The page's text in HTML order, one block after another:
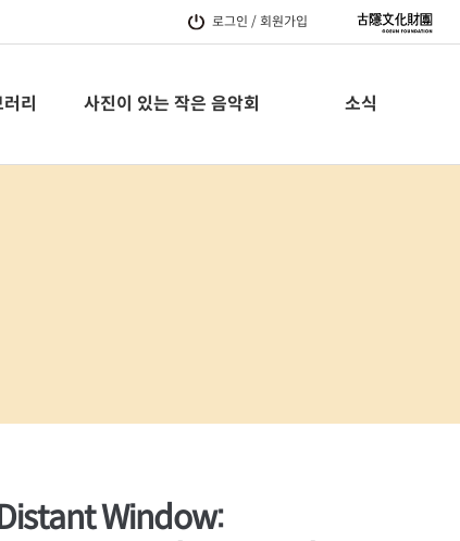
로그인 / 회원가입
리 사진이 있는 작은 음악회 소식
Window: